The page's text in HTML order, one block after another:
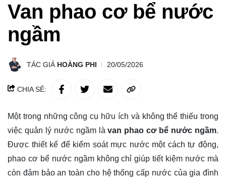
Van phao cơ bể nước
ngầm
TÁC GIẢ HOÀNG PHI 20/05/2026
CHIA SẺ:
Một trong những công cụ hữu ích và không thể thiếu trong
việc quản lý nước ngầm làvan phao cơ bể nước ngầm.
Được thiết kế để kiểm soát mực nước một cách tự động,
phao cơ bể nước ngầm không chỉ giúp tiết kiệm nước mà
còn đảm bảo an toàn cho hệ thống cấp nước của gia đình